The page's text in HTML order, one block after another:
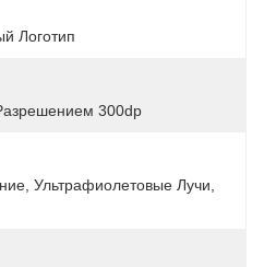
Логотип
300dp
Ультрафиолетовые Лучи,